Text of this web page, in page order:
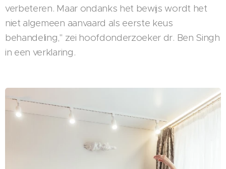
verbeteren. Maar ondanks het bewijs wordt het
niet algemeen aanvaard als eerste keus
behandeling," zei hoofdonderzoeker dr. Ben Singh
in een verklaring.